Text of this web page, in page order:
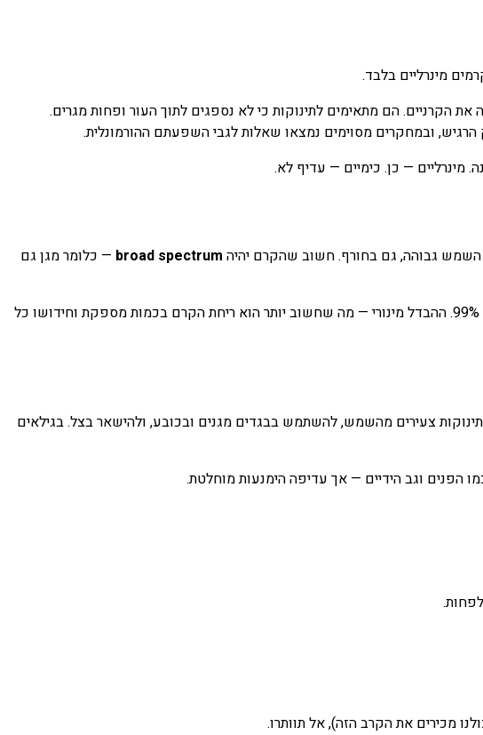
מינרליים בלבד.
ובמחקרים מסוימים נמצאו שאלות לגבי השפעתם ההורמונלית.
broad spectrum— כלומר מגן גם
שימו לב: SPF 100 לא אומר הגנה כפולה מ-SPF 50. ה-SPF מתאר אחוז חסימת UVB: SPF 50 חוסם 98%, ו-SPF 100 חוסם 99%. ההבדל מינורי — מה שחשוב יותר הוא ריחת הקרם בכמות מספקת וחידושו כל
תינוקות צעירים מהשמש, להשתמש בבגדים מגנים ובכובע, ולהישאר בצל. בגילאים